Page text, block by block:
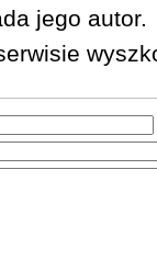
jego autor.